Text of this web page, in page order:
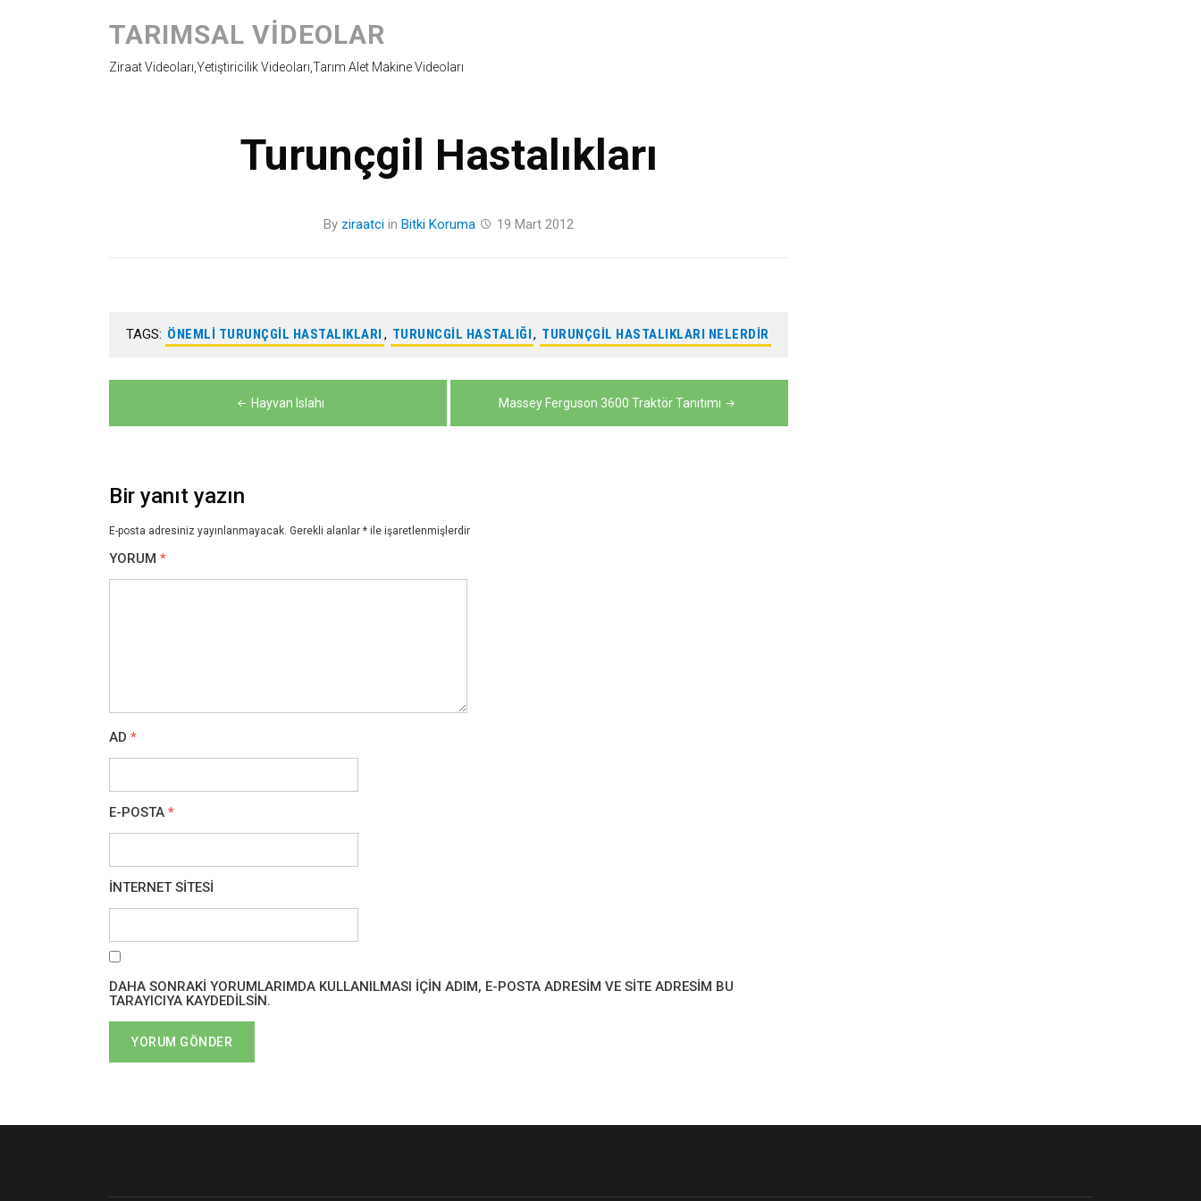
TARIMSAL VIDEOLAR
Ziraat Videoları,Yetiştiricilik Videoları,Tarım Alet Makine Videoları
Turunçgil Hastalıkları
By ziraatci in Bitki Koruma 19 Mart 2012
TAGS: ÖNEMLI TURUNÇGIL HASTALIKLARI , TURUNCGIL HASTALIĞI, TURUNÇGIL HASTALIKLARI NELERDIR
gezinmesi
Hayvan Islahı Massey Ferguson 3600 Traktör Tanıtımı
Bir yanıt yazın
E-posta adresiniz yayınlanmayacak. Gerekli alanlar * ile işaretlenmişlerdir
YORUM *
AD *
E-POSTA *
İNTERNET SITESI
DAHA SONRAKI YORUMLARIMDA KULLANILMASI IÇIN ADIM, E-POSTA ADRESIM VE SITE ADRESIM BU
TARAYICIYA KAYDEDILSIN.